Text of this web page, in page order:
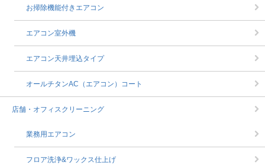
お掃除機能付きエアコン
エアコン室外機
エアコン天井埋込タイプ
オールチタンAC（エアコン）コート
店舗・オフィスクリーニング
業務用エアコン
フロア洗浄&ワックス仕上げ